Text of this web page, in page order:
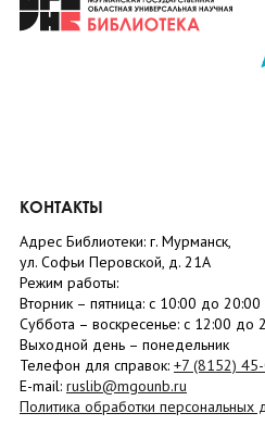
КОНТАКТЫ
Адрес Библиотеки: г. Мурманск,
ул. Софьи Перовской, д. 21А
Режим работы:
Вторник – пятница: с 10:00 до 20:00
Суббота – воскресенье: c 12:00 до
Выходной день – понедельник
Телефон для справок: +7 (8152)
E-mail: ruslib@mgounb.ru
Политика обработки